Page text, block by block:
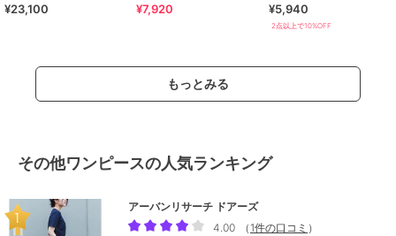
¥23,100 ¥7,920
2way 【mil/ミル】
¥5,940
2点以上で10%OFF
もっとみる
その他ワンピースの人気ランキング
アーバンリサーチ ドアーズ
4.00
（ 1件の口コミ ）